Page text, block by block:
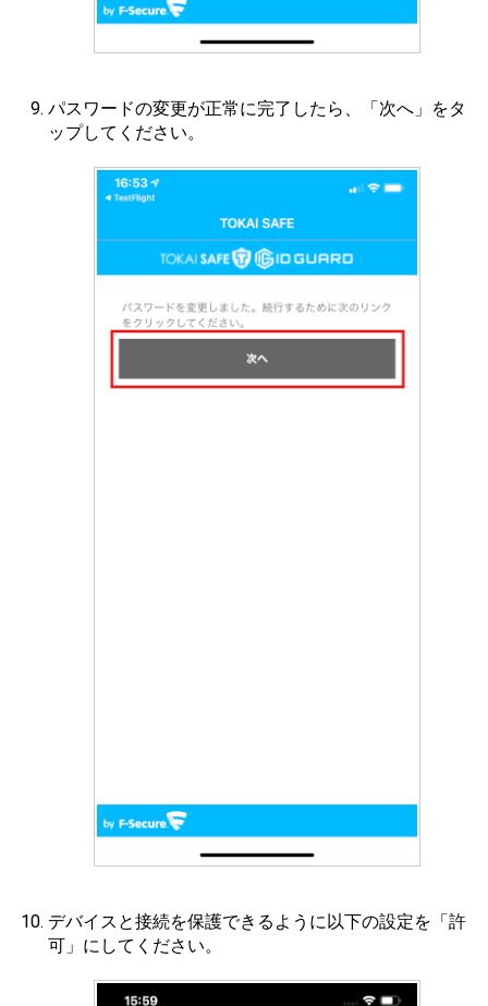
パスワードの変更が正常に完了したら、「次へ」をタ
ップしてください。
デバイスと接続を保護できるように以下の設定を「許
可」にしてください。